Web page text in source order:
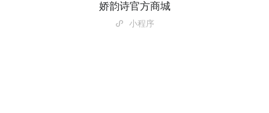
娇韵诗官方商城
小程序